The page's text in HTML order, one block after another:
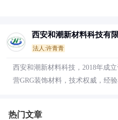
西安和潮新材料科技有
法人:许青青
西安和潮新材料科技，2018年成
营GRG装饰材料，技术权威，经
热门文章